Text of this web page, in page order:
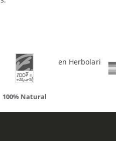
al mejor precio en Herbolario